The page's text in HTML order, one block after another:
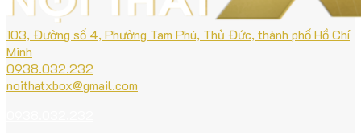
103, Đường số 4, Phường Tam Phú, Thủ Đức, thành phố Hồ Chí
Minh
0938.032.232
noithatxbox@gmail.com